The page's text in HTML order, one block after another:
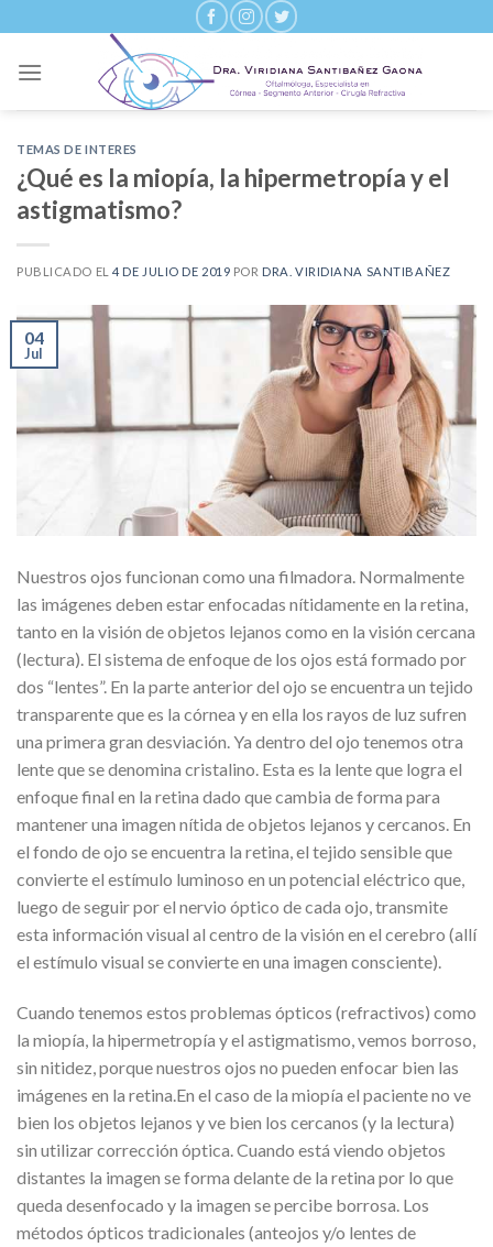
to
content
TEMAS DE INTERES
¿Qué es la miopía, la hipermetropía y el
astigmatismo?
PUBLICADO EL4 DE JULIO DE 2019 POR DRA. VIRIDIANA SANTIBAÑEZ
04
Jul
Nuestros ojos funcionan como una filmadora. Normalmente
las imágenes deben estar enfocadas nítidamente en la retina,
tanto en la visión de objetos lejanos como en la visión cercana
(lectura). El sistema de enfoque de los ojos está formado por
dos “lentes”. En la parte anterior del ojo se encuentra un tejido
transparente que es la córnea y en ella los rayos de luz sufren
una primera gran desviación. Ya dentro del ojo tenemos otra
lente que se denomina cristalino. Esta es la lente que logra el
enfoque final en la retina dado que cambia de forma para
mantener una imagen nítida de objetos lejanos y cercanos. En
el fondo de ojo se encuentra la retina, el tejido sensible que
convierte el estímulo luminoso en un potencial eléctrico que,
luego de seguir por el nervio óptico de cada ojo, transmite
esta información visual al centro de la visión en el cerebro (allí
el estímulo visual se convierte en una imagen consciente).
Cuando tenemos estos problemas ópticos (refractivos) como
la miopía, la hipermetropía y el astigmatismo, vemos borroso,
sin nitidez, porque nuestros ojos no pueden enfocar bien las
imágenes en la retina.En el caso de la miopía el paciente no ve
bien los objetos lejanos y ve bien los cercanos (y la lectura)
sin utilizar corrección óptica. Cuando está viendo objetos
distantes la imagen se forma delante de la retina por lo que
queda desenfocado y la imagen se percibe borrosa. Los
métodos ópticos tradicionales (anteojos y/o lentes de